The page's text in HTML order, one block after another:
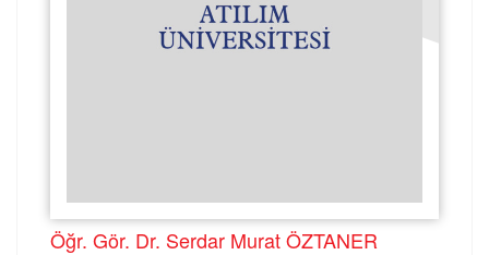
Öğr. Gör. Dr. Serdar Murat ÖZTANER